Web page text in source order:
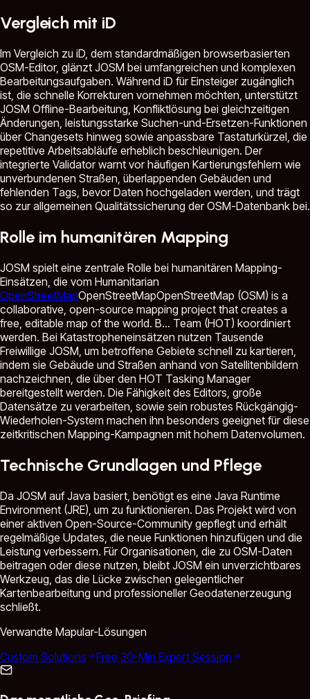
Vergleich mit iD
Im Vergleich zu iD, dem standardmäßigen browserbasierten
OSM-Editor, glänzt JOSM bei umfangreichen und komplexen
Bearbeitungsaufgaben. Während iD für Einsteiger zugänglich
ist, die schnelle Korrekturen vornehmen möchten, unterstützt
JOSM Offline-Bearbeitung, Konfliktlösung bei gleichzeitigen
Änderungen, leistungsstarke Suchen-und-Ersetzen-Funktionen
über Changesets hinweg sowie anpassbare Tastaturkürzel, die
repetitive Arbeitsabläufe erheblich beschleunigen. Der
integrierte Validator warnt vor häufigen Kartierungsfehlern wie
unverbundenen Straßen, überlappenden Gebäuden und
fehlenden Tags, bevor Daten hochgeladen werden, und trägt
so zur allgemeinen Qualitätssicherung der OSM-Datenbank bei.
Rolle im humanitären Mapping
JOSM spielt eine zentrale Rolle bei humanitären Mapping-
Einsätzen, die vom Humanitarian
OpenStreetMapOpenStreetMapOpenStreetMap (OSM) is a
collaborative, open-source mapping project that creates a
free, editable map of the world. B... Team (HOT) koordiniert
werden. Bei Katastropheneinsätzen nutzen Tausende
Freiwillige JOSM, um betroffene Gebiete schnell zu kartieren,
indem sie Gebäude und Straßen anhand von Satellitenbildern
nachzeichnen, die über den HOT Tasking Manager
bereitgestellt werden. Die Fähigkeit des Editors, große
Datensätze zu verarbeiten, sowie sein robustes Rückgängig-
Wiederholen-System machen ihn besonders geeignet für diese
zeitkritischen Mapping-Kampagnen mit hohem Datenvolumen.
Technische Grundlagen und Pflege
Da JOSM auf Java basiert, benötigt es eine Java Runtime
Environment (JRE), um zu funktionieren. Das Projekt wird von
einer aktiven Open-Source-Community gepflegt und erhält
regelmäßige Updates, die neue Funktionen hinzufügen und die
Leistung verbessern. Für Organisationen, die zu OSM-Daten
beitragen oder diese nutzen, bleibt JOSM ein unverzichtbares
Werkzeug, das die Lücke zwischen gelegentlicher
Kartenbearbeitung und professioneller Geodatenerzeugung
schließt.
Verwandte Mapular-Lösungen
Custom Solutions
Free 30-Min Expert Session